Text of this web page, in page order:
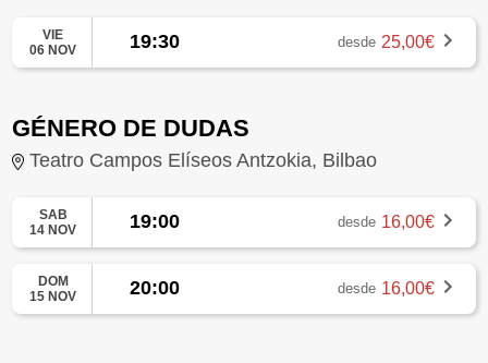
VIE
06 NOV
19:30 desde 25,00€
GÉNERO DE DUDAS
Teatro Campos Elíseos Antzokia, Bilbao
SAB
14 NOV
19:00 desde 16,00€
DOM
15 NOV
20:00 desde 16,00€